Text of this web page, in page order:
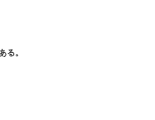
る。